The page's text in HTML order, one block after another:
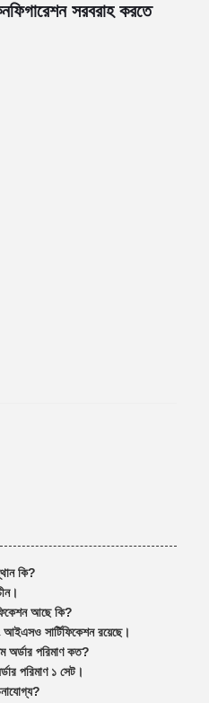
সরবরাহ করতে
কি?
আছে কি?
সার্টিফিকেশন রয়েছে।
অর্ডার পরিমাণ কত?
পরিমাণ ১ সেট।